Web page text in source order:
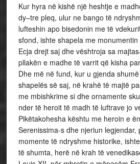
Kur hyra në kishë një heshtje e
dy–tre pleq, ulur ne bango të
lufteshin apo bisedonin me të
sfond, ishte shapela me
Ecja drejt saj dhe vështroja sa
pllakën e madhe të varrit që kisha
Dhe më në fund, kur u gjenda
shapelës së saj, në krahë të majtë
me mbishkrime si dhe ornamente
nder të heroit të madh të luftrave jo
Pikëtakohesha kështu me heroin e
Serenissima-s dhe njeriun legjendar,
momente të ndryshme historike,
të shumta, herë në krah të